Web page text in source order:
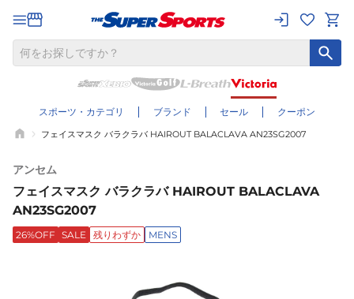
スポーツ・カテゴリ ブランド セール クーポン
フェイスマスク バラクラバ HAIROUT BALACLAVA AN23SG2007
アンセム
フェイスマスク バラクラバ HAIROUT BALACLAVA
AN23SG2007
26%OFF SALE 残りわずか MENS